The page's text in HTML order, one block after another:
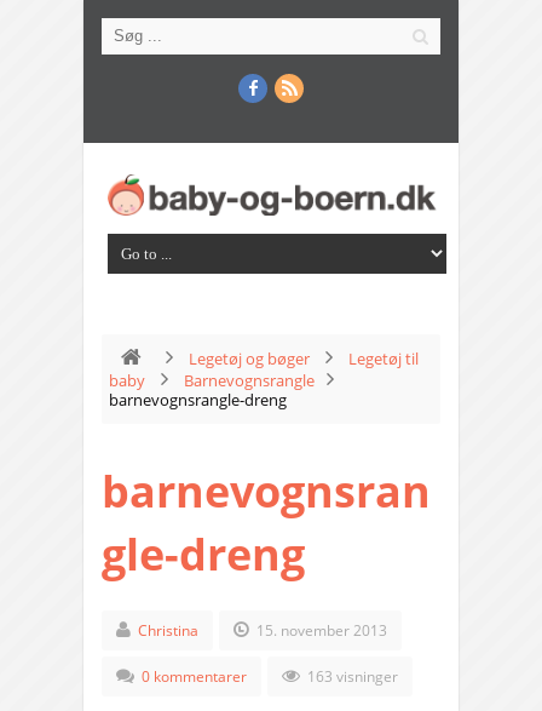
Legetøj og bøger
Legetøj til
baby
Barnevognsrangle
barnevognsrangle-dreng
barnevognsran
gle-dreng
Christina 15. november 2013
0 kommentarer 163 visninger